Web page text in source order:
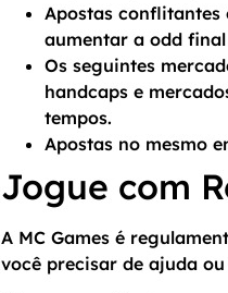
Apostas conflitantes
aumentar a odd
Os seguintes
handcaps e
tempos.
Apostas no mesmo
Jogue com
A MC Games é
você precisar de ajuda